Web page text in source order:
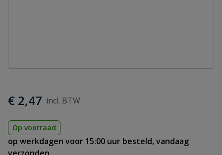
€ 2,47
Op voorraad
op werkdagen voor 15:00 uur besteld, vandaag